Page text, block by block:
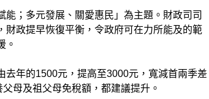
；多元發展、關愛惠民」為主題。財政司司
財政提早恢復平衡，令政府可在力所能及的範
。
去年的1500元，提高至3000元，寬減首兩季差
母及祖父母免稅額，都建議提升。